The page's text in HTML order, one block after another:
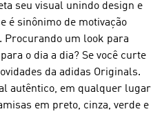
seu visual unindo design e
é sinônimo de motivação
Procurando um look para
o dia a dia? Se você curte
da adidas Originals.
autêntico, em qualquer lugar
em preto, cinza, verde e